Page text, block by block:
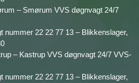
– Smørum VVS døgnvagt 24/7
nummer 22 22 77 13 – Blikkenslager,
– Kastrup VVS døgnvagt 24/7 VVS-
nummer 22 22 77 13 – Blikkenslager,